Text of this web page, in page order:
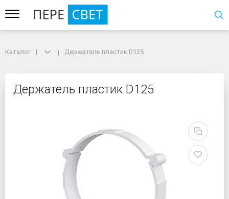
Держатель пластик D125
Каталог Держатель пластик D125
Держатель пластик D125